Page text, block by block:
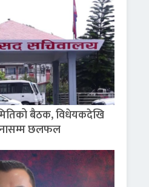
बैठक, विधेयकदेखि
छलफल